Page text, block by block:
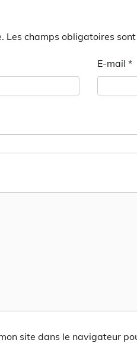
Les champs obligatoires
E-mail *
site dans le navigateur